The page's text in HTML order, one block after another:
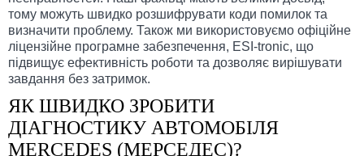
тому можуть швидко розшифрувати коди помилок та
визначити проблему. Також ми використовуємо офіційне
ліцензійне програмне забезпечення, ESI-tronic, що
підвищує ефективність роботи та дозволяє вирішувати
завдання без затримок.
ЯК ШВИДКО ЗРОБИТИ
ДІАГНОСТИКУ АВТОМОБІЛЯ
MERCEDES (МЕРСЕДЕС)?